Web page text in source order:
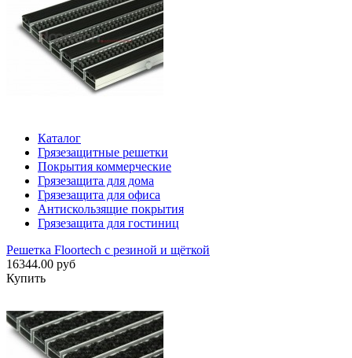
Каталог
Грязезащитные решетки
Покрытия коммерческие
Грязезащита для дома
Грязезащита для офиса
Антискользящие покрытия
Грязезащита для гостиниц
Решетка Floortech с резиной и щёткой
16344.00 руб
Купить